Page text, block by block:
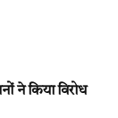
ने किया विरोध